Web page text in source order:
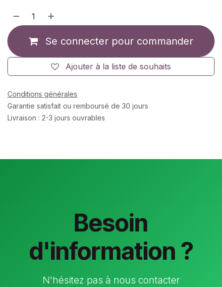
Se connecter pour commander
Ajouter à la liste de souhaits
Conditions générales
Garantie satisfait ou remboursé de 30 jours
Livraison : 2-3 jours ouvrables
Besoin
d'information ?
N'hésitez pas à nous contacter